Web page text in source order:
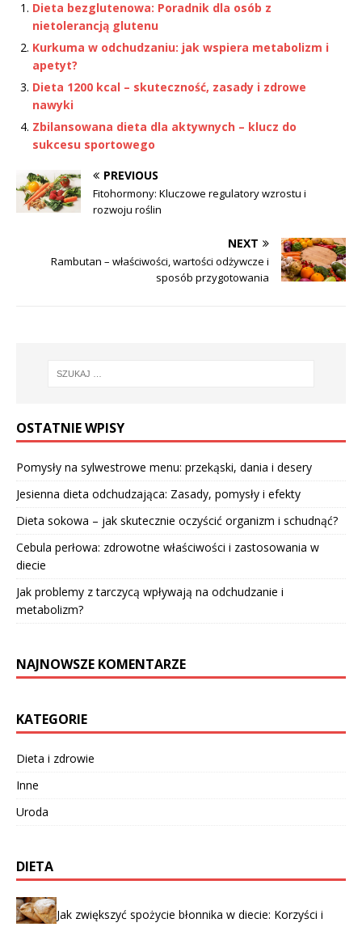
Dieta bezglutenowa: Poradnik dla osób z
nietolerancją glutenu
Kurkuma w odchudzaniu: jak wspiera metabolizm i
apetyt?
Dieta 1200 kcal – skuteczność, zasady i zdrowe
nawyki
Zbilansowana dieta dla aktywnych – klucz do
sukcesu sportowego
PREVIOUS
Fitohormony: Kluczowe regulatory wzrostu i
rozwoju roślin
NEXT
Rambutan – właściwości, wartości odżywcze i
sposób przygotowania
OSTATNIE WPISY
Pomysły na sylwestrowe menu: przekąski, dania i desery
Jesienna dieta odchudzająca: Zasady, pomysły i efekty
Dieta sokowa – jak skutecznie oczyścić organizm i schudnąć?
Cebula perłowa: zdrowotne właściwości i zastosowania w
diecie
Jak problemy z tarczycą wpływają na odchudzanie i
metabolizm?
NAJNOWSZE KOMENTARZE
KATEGORIE
Dieta i zdrowie
Inne
Uroda
DIETA
Jak zwiększyć spożycie błonnika w diecie: Korzyści i